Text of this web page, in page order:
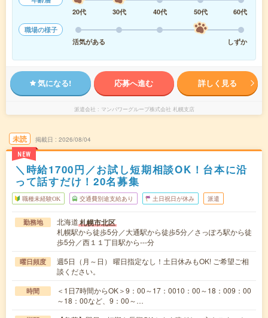
20代
30代 40代 50代
60代
職場の様子
活気がある
しずか
気になる! 応募へ進む 詳しく見る
派遣会社 マンパワーグループ株式会社 札幌支店
未読
NEW
掲載日 2026/08/04
＼時給1700円／お試し短期相談OK！台本に沿
って話すだけ！20名募集
職種未経験OK 交通費別途支給あり 土日祝日が休み 派遣
勤務地 北海道札幌市北区
札幌駅から徒歩5分／大通駅から徒歩5分／さっぽろ駅から徒
歩5分／西１１丁目駅から---分
曜日頻度
週5日（月～日） 曜日指定なし！土日休みもOK! ご希望ご相
談ください。
時間
＜1日7時間からOK＞9：00～17：0010：00～18：009：00
～18：00など、9：00～…